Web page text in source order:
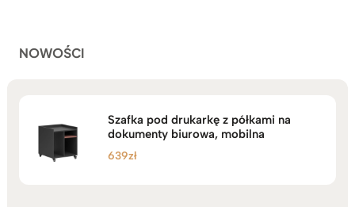
NOWOŚCI
Szafka pod drukarkę z półkami na
dokumenty biurowa, mobilna
639zł